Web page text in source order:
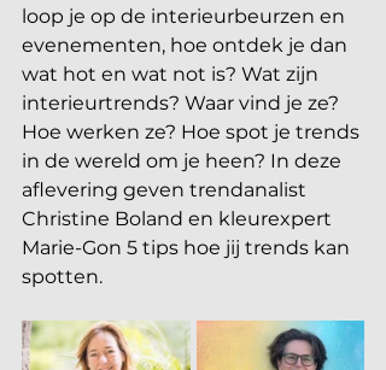
loop je op de interieurbeurzen en
evenementen, hoe ontdek je dan
wat hot en wat not is? Wat zijn
interieurtrends? Waar vind je ze?
Hoe werken ze? Hoe spot je trends
in de wereld om je heen? In deze
aflevering geven trendanalist
Christine Boland en kleurexpert
Marie-Gon 5 tips hoe jij trends kan
spotten.